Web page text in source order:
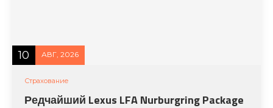
10 АВГ, 2026
Страхование
Редчайший Lexus LFA Nurburgring Package